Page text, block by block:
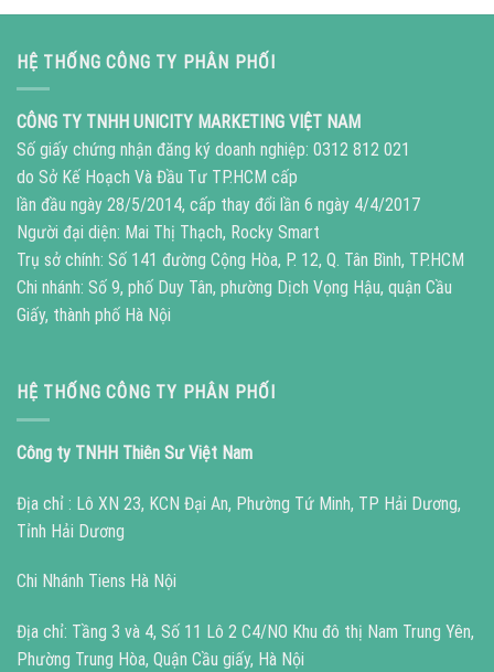
HỆ THỐNG CÔNG TY PHÂN PHỐI
CÔNG TY TNHH UNICITY MARKETING VIỆT NAM
Số giấy chứng nhận đăng ký doanh nghiệp: 0312 812 021
do Sở Kế Hoạch Và Đầu Tư TP.HCM cấp
lần đầu ngày 28/5/2014, cấp thay đổi lần 6 ngày 4/4/2017
Người đại diện: Mai Thị Thạch, Rocky Smart
Trụ sở chính: Số 141 đường Cộng Hòa, P. 12, Q. Tân Bình, TP.HCM
Chi nhánh: Số 9, phố Duy Tân, phường Dịch Vọng Hậu, quận Cầu
Giấy, thành phố Hà Nội
HỆ THỐNG CÔNG TY PHÂN PHỐI
Công ty TNHH Thiên Sư Việt Nam
Địa chỉ : Lô XN 23, KCN Đại An, Phường Tứ Minh, TP Hải Dương,
Tỉnh Hải Dương
Chi Nhánh Tiens Hà Nội
Địa chỉ: Tầng 3 và 4, Số 11 Lô 2 C4/NO Khu đô thị Nam Trung Yên,
Phường Trung Hòa, Quận Cầu giấy, Hà Nội